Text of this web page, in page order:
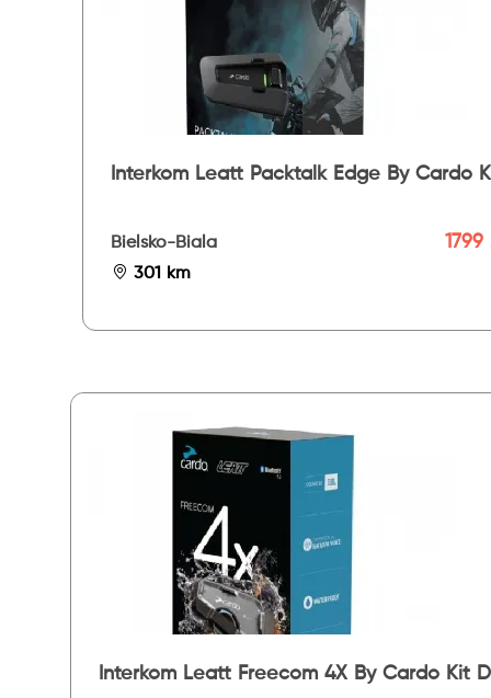
Interkom Leatt Packtalk Edge By Cardo
Bielsko-Biala
301 km
1799
Interkom Leatt Freecom 4X By Cardo Kit